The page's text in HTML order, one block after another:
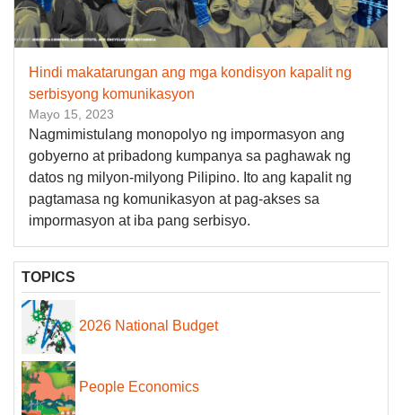
Hindi makatarungan ang mga kondisyon kapalit ng
serbisyong komunikasyon
Mayo 15, 2023
Nagmimistulang monopolyo ng impormasyon ang
gobyerno at pribadong kumpanya sa paghawak ng
datos ng milyon-milyong Pilipino. Ito ang kapalit ng
pagtamasa ng komunikasyon at pag-akses sa
impormasyon at iba pang serbisyo.
TOPICS
2026 National Budget
People Economics